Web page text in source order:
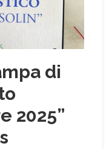
di
2025”